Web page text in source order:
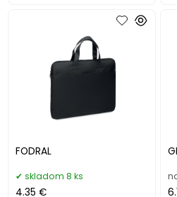
FODRAL
skladom 8 ks
4.35 €